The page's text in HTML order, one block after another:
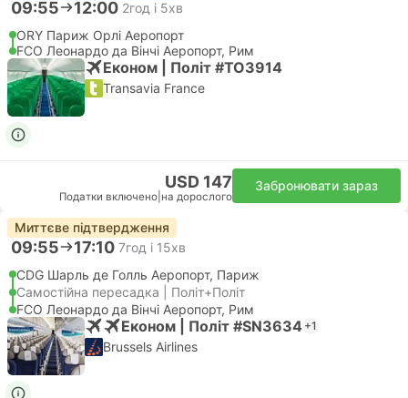
09:55 12:00 2год і 5хв
ORY Париж Орлі Аеропорт
FCO Леонардо да Вінчі Аеропорт, Рим
Економ | Політ #TO3914
Transavia France
USD 147
Податки включено на дорослого
Забронювати зараз
Миттєве підтвердження
09:55 17:10 7год і 15хв
CDG Шарль де Голль Аеропорт, Париж
Самостійна пересадка | Політ+Політ
FCO Леонардо да Вінчі Аеропорт, Рим
Економ | Політ #SN3634 +1
Brussels Airlines